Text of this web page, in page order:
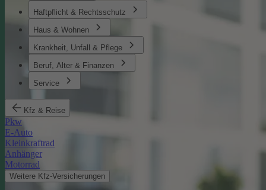
Haftpflicht & Rechtsschutz
Haus & Wohnen
Krankheit, Unfall & Pflege
Beruf, Alter & Finanzen
Service
Kfz & Reise
Pkw
E-Auto
Kleinkraftrad
Anhänger
Motorrad
Weitere Kfz-Versicherungen